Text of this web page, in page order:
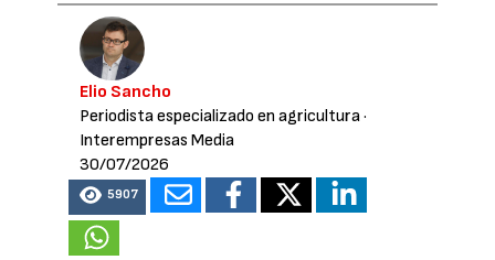
Elio Sancho
Periodista especializado en agricultura·
Interempresas Media
30/07/2026
5907